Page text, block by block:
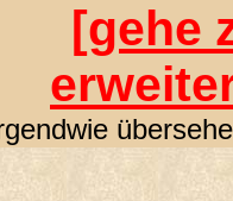
[gehe